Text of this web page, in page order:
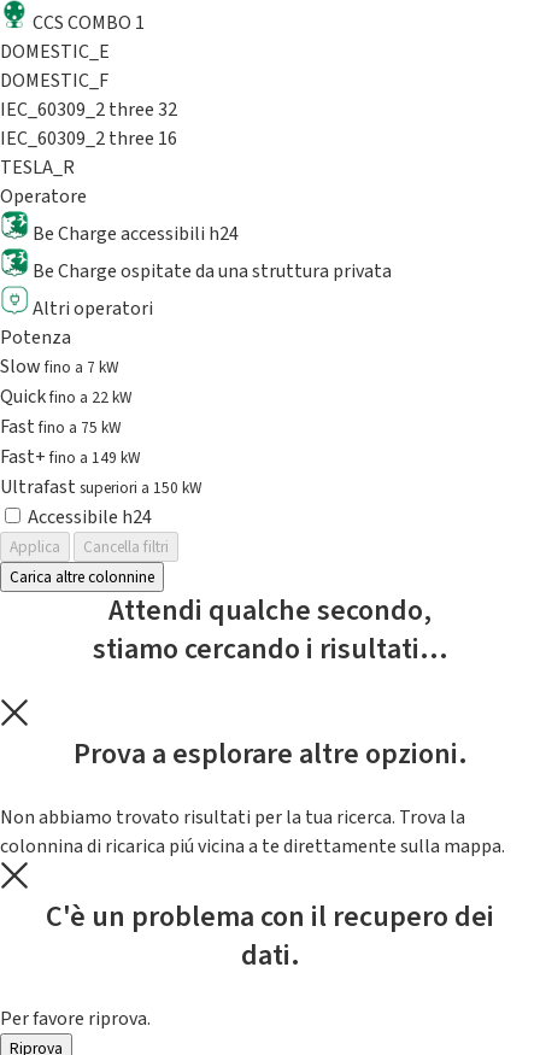
CCS COMBO 1
DOMESTIC_E
DOMESTIC_F
IEC_60309_2 three 32
IEC_60309_2 three 16
TESLA_R
Operatore
Be Charge accessibili h24
Be Charge ospitate da una struttura privata
Altri operatori
Potenza
Slowfino a 7 kW
Quickfino a 22 kW
Fastfino a 75 kW
Fast+fino a 149 kW
Ultrafast superiori a 150 kW
Accessibile h24
Applica
Cancella filtri
Carica altre colonnine
Attendi qualche secondo,
stiamo cercando i risultati...
Prova a esplorare altre opzioni.
Non abbiamo trovato risultati per la tua ricerca. Trova la
colonnina di ricarica piú vicina a te direttamente sulla mappa.
C'è un problema con il recupero dei
dati.
Per favore riprova.
Riprova